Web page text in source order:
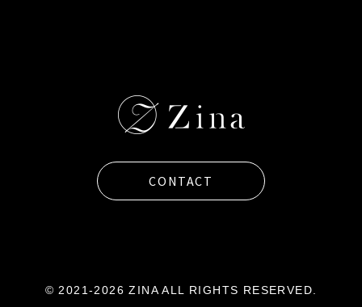
© 2021-2026 ZINA ALL RIGHTS RESERVED.
CONTACT